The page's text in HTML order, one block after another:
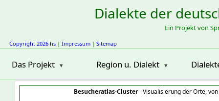
Dialekte der
Ein Projekt von
Copyright 2026 hs | Impressum | Sitemap
Das Projekt Region u. Dialekt
Besucheratlas-Cluster- Visualisierung der Orte,